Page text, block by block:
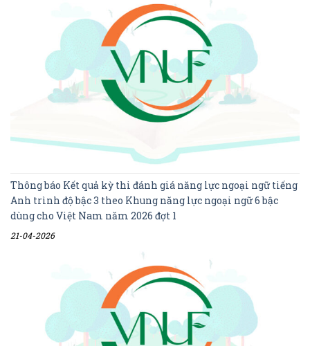
Thông báo Kết quả kỳ thi đánh giá năng lực ngoại ngữ tiếng
Anh trình độ bậc 3 theo Khung năng lực ngoại ngữ 6 bậc
dùng cho Việt Nam năm 2026 đợt 1
21-04-2026